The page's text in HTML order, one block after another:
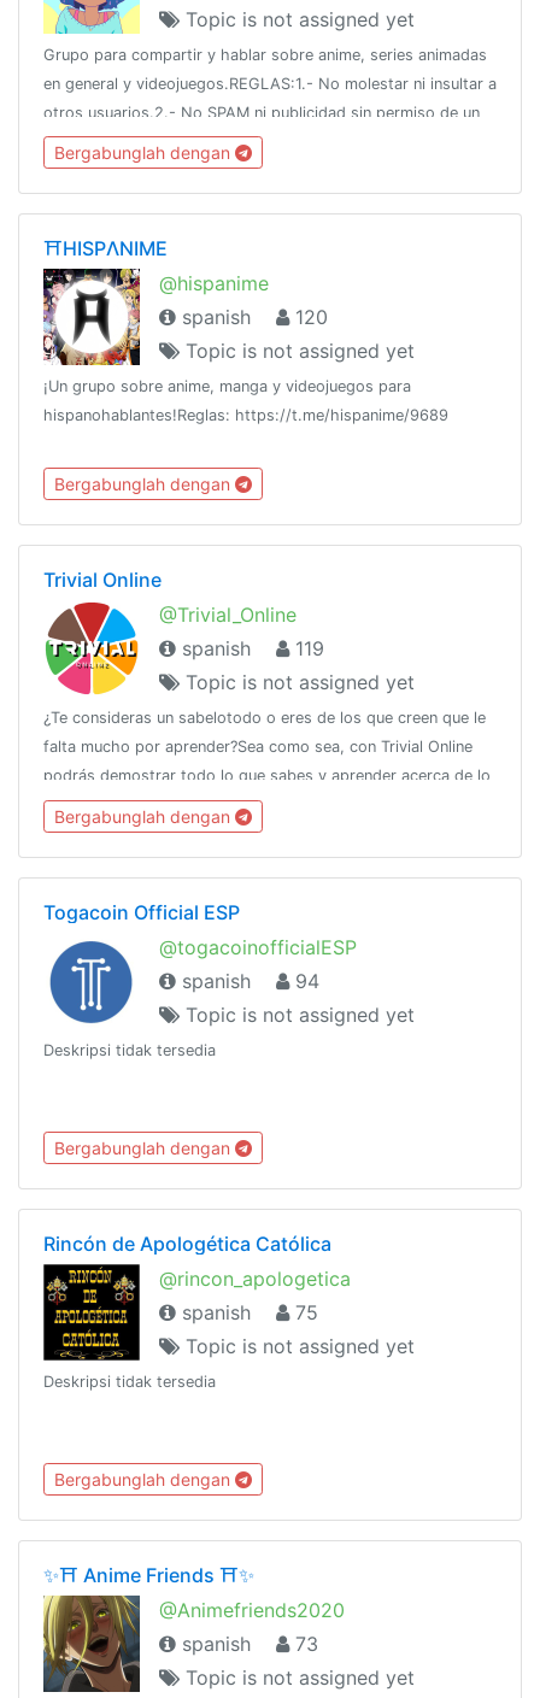
Topic is not assigned yet
Grupo para compartir y hablar sobre anime, series animadas
en general y videojuegos.REGLAS:1.- No molestar ni insultar a
otros usuarios.2.- No SPAM ni publicidad sin permiso de un
administrador.3.- El contenido H debe ser moderado (no
saturar el chat)
Bergabunglah dengan
⛩HISPΛNIME
@hispanime
spanish
120
Topic is not assigned yet
¡Un grupo sobre anime, manga y videojuegos para
hispanohablantes!Reglas: https://t.me/hispanime/9689
Bergabunglah dengan
Trivial Online
@Trivial_Online
spanish
119
Topic is not assigned yet
¿Te consideras un sabelotodo o eres de los que creen que le
falta mucho por aprender?Sea como sea, con Trivial Online
podrás demostrar todo lo que sabes y aprender acerca de lo
que no sabes, a la vez que te diviertes y conoces gente de
todo el mundo.
Bergabunglah dengan
Togacoin Official ESP
@togacoinofficialESP
spanish
94
Topic is not assigned yet
Deskripsi tidak tersedia
Bergabunglah dengan
Rincón de Apologética Católica
@rincon_apologetica
spanish
75
Topic is not assigned yet
Deskripsi tidak tersedia
Bergabunglah dengan
✨⛩ Anime Friends ⛩✨
@Animefriends2020
spanish
73
Topic is not assigned yet